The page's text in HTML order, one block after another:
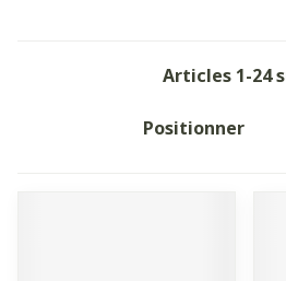
Articles 1-24
Trier par: